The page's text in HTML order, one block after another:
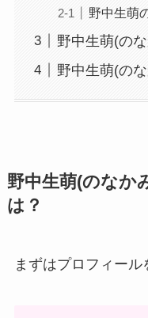
野中生萌
野中生萌(の
野中生萌(の
野中生萌(のなか
は？
まずはプロフィール